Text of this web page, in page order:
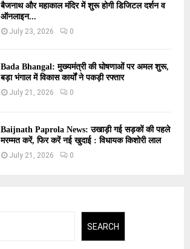
बैजनाथ और महाकाल मंदिर में शुरू होगी डिजिटल दर्शन व
ऑनलाइन...
July 23, 2026 0
Bada Bhangal: मुख्यमंत्री की घोषणाओं पर अमल शुरू,
बड़ा भंगाल में विकास कार्यों ने पकड़ी रफ्तार
July 21, 2026 0
Baijnath Paprola News: उखाड़ी गई सड़कों की पहले
मरम्मत करें, फिर करें नई खुदाई : विधायक किशोरी लाल
July 21, 2026 0
SEARCH